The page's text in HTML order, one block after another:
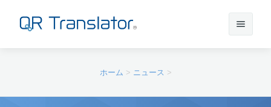
ホーム > ニュース >